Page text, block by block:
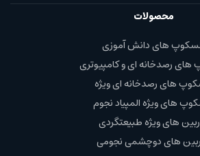
محصولات
های دانش آموزی
های رصدخانه ای و کامپیوتری
های رصدخانه ای ویژه
های ویژه المپیاد نجوم
های ویژه طبیعتگردی
های دوچشمی نجومی